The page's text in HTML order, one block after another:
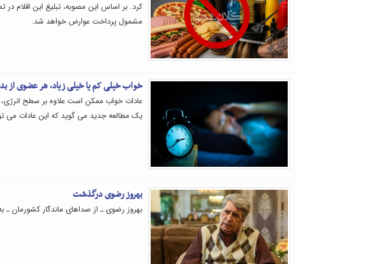
کرد. بر اساس این مصوبه، تبلیغ این اقلام در
مشمول پرداخت عوارض خواهد شد.
خواب خیلی کم یا خیلی زیاد، هر عضوی از
عادات خواب ممکن است علاوه بر سطح
یک مطالعه جدید می گوید که این عادات می
بهروز رضوی درگذشت
بهروز رضوی ـ از صداهای ماندگار کشورمان